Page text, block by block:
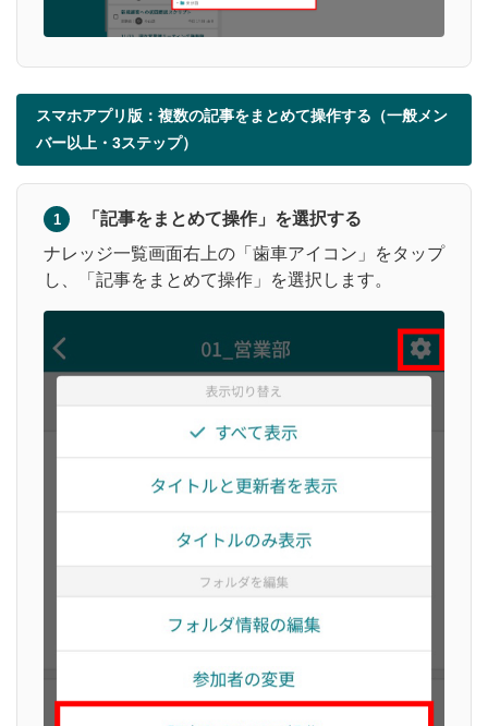
スマホアプリ版：複数の記事をまとめて操作する（一般メン
バー以上・3ステップ）
1
「記事をまとめて操作」を選択する
ナレッジ一覧画面右上の「歯車アイコン」をタップ
し、「記事をまとめて操作」を選択します。